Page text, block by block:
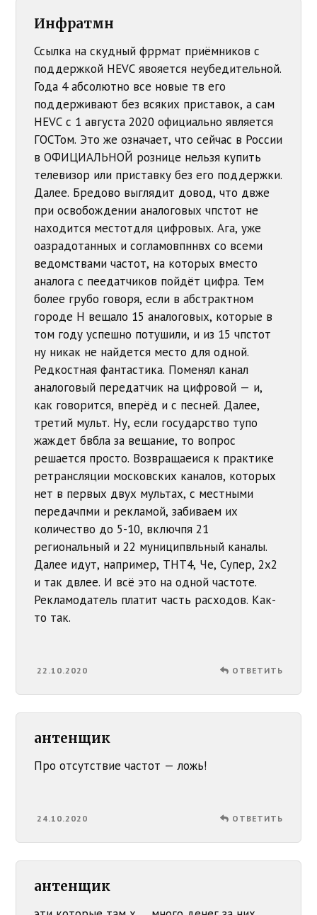
Инфратмн
Ссылка на скудный фррмат приёмников с
поддержкой HEVC явояется неубедительной.
Года 4 абсолютно все новые тв его
поддерживают без всяких приставок, а сам
HEVC с 1 августа 2020 официально является
ГОСТом. Это же означает, что сейчас в России
в ОФИЦИАЛЬНОЙ рознице нельзя купить
телевизор или приставку без его поддержки.
Далее. Бредово выглядит довод, что двже
при освобождении аналоговых чпстот не
находится местотдля цифровых. Ага, уже
оазрадотанных и согламовпннвх со всеми
ведомствами частот, на которых вместо
аналога с пеедатчиков пойдёт цифра. Тем
более грубо говоря, если в абстрактном
городе Н вещало 15 аналоговых, которые в
том году успешно потушили, и из 15 чпстот
ну никак не найдется место для одной.
Редкостная фантастика. Поменял канал
аналоговый передатчик на цифровой — и,
как говорится, вперёд и с песней. Далее,
третий мульт. Ну, если государство тупо
жаждет бвбла за вещание, то вопрос
решается просто. Возвращаеися к практике
ретрансляции московских каналов, которых
нет в первых двух мультах, с местными
передачпми и рекламой, забиваем их
количество до 5-10, включпя 21
региональный и 22 муниципвльный каналы.
Далее идут, например, ТНТ4, Че, Супер, 2х2
и так двлее. И всё это на одной частоте.
Рекламодатель платит часть расходов. Как-
то так.
22.10.2020 ОТВЕТИТЬ
антенщик
Про отсутствие частот — ложь!
24.10.2020 ОТВЕТИТЬ
антенщик